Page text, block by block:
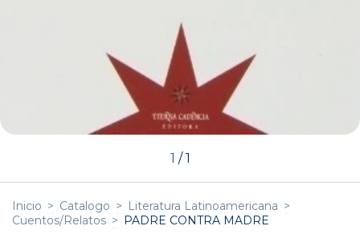
1 /1
Inicio > Catalogo > Literatura Latinoamericana >
Cuentos/Relatos > PADRE CONTRA MADRE